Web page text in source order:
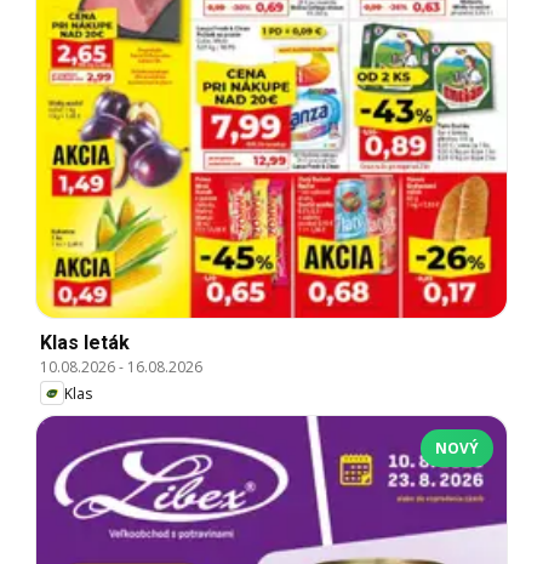
Klas leták
10.08.2026- 16.08.2026
Klas
NOVÝ